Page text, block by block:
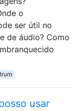
o
ser útil no
de áudio? Como
usar